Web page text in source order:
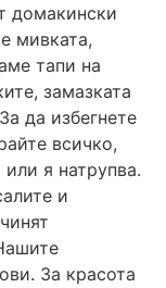
домакински
мивката,
тапи на
замазката
да избегнете
всичко,
я натрупва.
и
За красота